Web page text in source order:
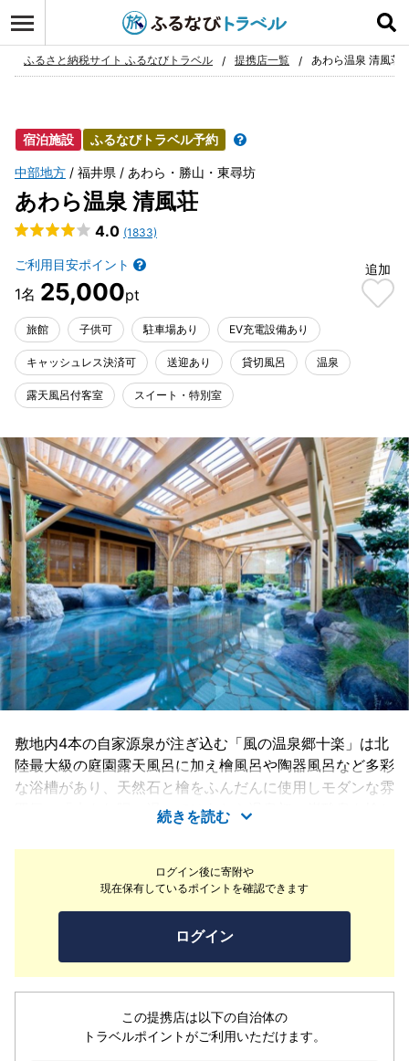
お気に入り
ふるさと納税サイト ふるなびトラベル 提携店一覧 あわら温泉 清風荘
宿泊施設 ふるなびトラベル予約
中部地方 福井県 あわら・勝山・東尋坊
あわら温泉 清風荘
4.0 (1833)
ご利用目安ポイント
25,000
追加
旅館 子供可 駐車場あり EV充電設備あり
キャッシュレス決済可 送迎あり 貸切風呂 温泉
露天風呂付客室 スイート・特別室
ログイン後に寄附や
現在保有しているポイントを確認できます
ログイン
この提携店は以下の自治体の
トラベルポイントがご利用いただけます。
敷地内4本の自家源泉が注ぎ込む「風の温泉郷十楽」は北
陸最大級の庭園露天風呂に加え檜風呂や陶器風呂など多彩
な浴槽があり、天然石と檜をふんだんに使用しモダンな雰
囲気の「木もれ陽の湯」ではあわら温泉初の炭酸泉も愉し
めます。夕食は個室風食事処での人気のバイキングと、総
料理長が地元の旬の食材や海鮮にこだわった会席料理から
続きを読む